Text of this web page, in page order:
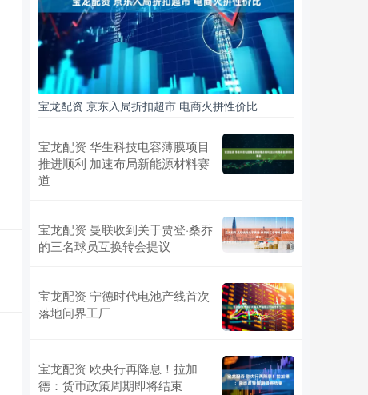
宝龙配资 京东入局折扣超市 电商火拼性价比
宝龙配资 华生科技电容薄膜项目
推进顺利 加速布局新能源材料赛
道
宝龙配资 曼联收到关于贾登·桑乔
的三名球员互换转会提议
宝龙配资 宁德时代电池产线首次
落地问界工厂
宝龙配资 欧央行再降息！拉加
德：货币政策周期即将结束